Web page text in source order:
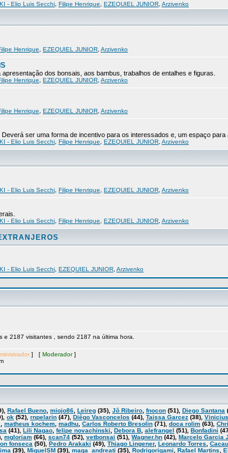
- Elio Luis Secchi Filipe Henrique EZEQUIEL JUNIOR Arzivenko
Henrique EZEQUIEL JUNIOR Arzivenko
dos bonsais, aos bambus, trabalhos de entalhes e figuras.
Henrique EZEQUIEL JUNIOR Arzivenko
Henrique EZEQUIEL JUNIOR Arzivenko
ser uma forma de incentivo para os interessados e, um espaço para
- Elio Luis Secchi Filipe Henrique EZEQUIEL JUNIOR Arzivenko
- Elio Luis Secchi Filipe Henrique EZEQUIEL JUNIOR Arzivenko
- Elio Luis Secchi Filipe Henrique EZEQUIEL JUNIOR Arzivenko
- Elio Luis Secchi EZEQUIEL JUNIOR Arzivenko
e 2187 visitantes , sendo 2187 na última hora.
] [ Moderador]
Rafael Bueno miojo86 Leireg (35), Jô Ribeiro fnocon (51), Diego Santana
ok (52), rnpelarin (47), Diêgo Vasconcelos (44), Taissa Garcez (38),
matheus kochem madhu Carlos Roberto Bresolin (71), doca rolim (63),
(41), Lili Nagao felipe novachinski Debora B alefrangel (51), Bonfadini
mgloriam (66), scan74 (52), vetbonsai (51), Wagner.hn (42), Marcelo Garcia
fonseca (50), Pedro Arakaki (49), Thiago Lingener, Leonardo Torres Cacau
(39), MiguelSM (39), maga_andreati (35), Rodrigorigami Rafael Martins